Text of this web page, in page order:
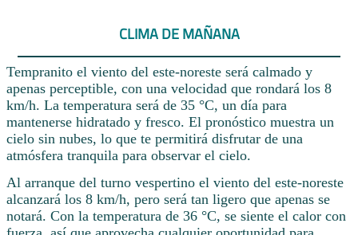
CLIMA DE MAÑANA
Tempranito el viento del este-noreste será calmado y
apenas perceptible, con una velocidad que rondará los 8
km/h. La temperatura será de 35 °C, un día para
mantenerse hidratado y fresco. El pronóstico muestra un
cielo sin nubes, lo que te permitirá disfrutar de una
atmósfera tranquila para observar el cielo.
Al arranque del turno vespertino el viento del este-noreste
alcanzará los 8 km/h, pero será tan ligero que apenas se
notará. Con la temperatura de 36 °C, se siente el calor con